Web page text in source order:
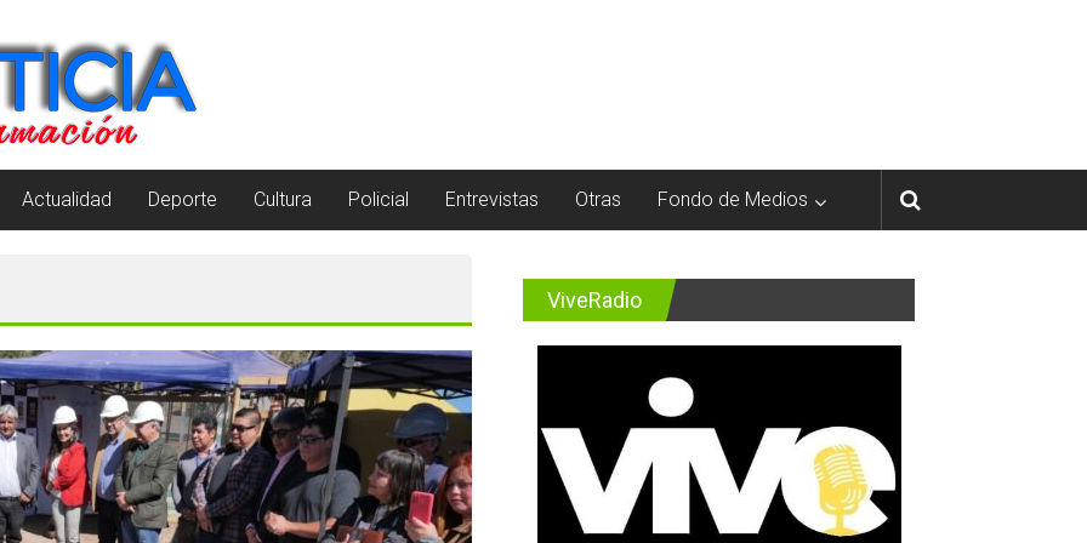
Actualidad Deporte Cultura Policial Entrevistas Otras Fondo de Medios
ViveRadio